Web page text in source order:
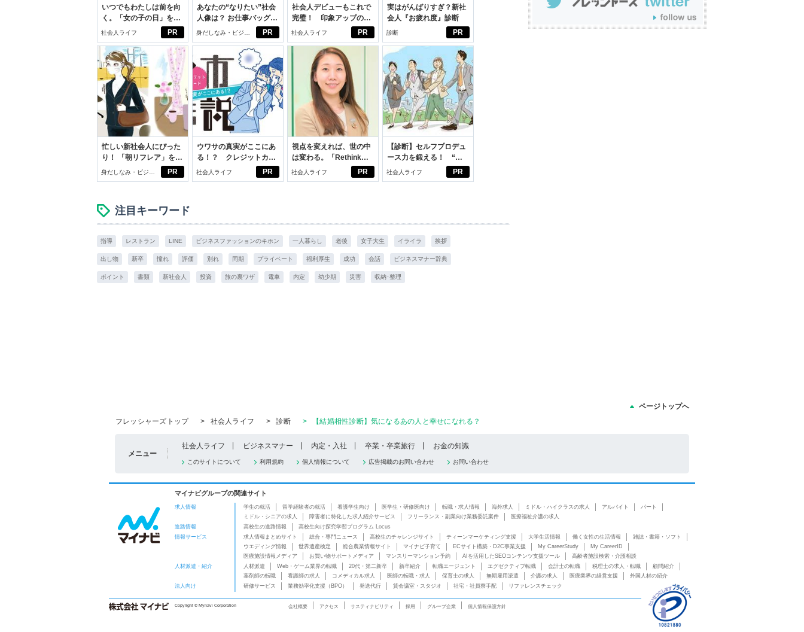
PR
いつでもわたしは前を向
く。「女の子の日」を前
向きに♪社会人エリ・大
社会人ライフ PR
あなたの“なりたい”社会
人像は？ お仕事バッグ選
びから始める新生活
身だしなみ・ビジネ
スアイテム
PR
社会人デビューもこれで
完璧！ 印象アップのセ
ルフプロデュース術
社会人ライフ PR
実はがんばりすぎ？新社
会人『お疲れ度』診断
診断
PR
忙しい新社会人にぴった
り！ 「朝リフレア」をは
じめよう。しっかりニオ
イケアして24時間快適。
身だしなみ・ビジネ
スアイテム
PR
ウワサの真実がここにあ
る！？ クレジットカー
ドの都市伝説
社会人ライフ PR
視点を変えれば、世の中
は変わる。「Rethink
PROJECT」がつたえた
社会人ライフ PR
【診断】セルフプロデュ
ース力を鍛える！ “ジ
ブン観”診断
社会人ライフ
注目キーワード
指導 レストラン LINE ビジネスファッションのキホン 一人暮らし 老後 女子大生 イライラ 挨拶
出し物 新卒 憧れ 評価 別れ 同期 プライベート 福利厚生 成功 会話 ビジネスマナー辞典
ポイント 書類 新社会人 投資 旅の裏ワザ 電車 内定 幼少期 災害 収納･整理
ページトップへ
フレッシャーズトップ
> 社会人ライフ > 診断 > 【結婚相性診断】気になるあの人と幸せになれる？
メニュー
社会人ライフ ビジネスマナー 内定・入社 卒業・卒業旅行 お金の知識
このサイトについて 利用規約 個人情報について 広告掲載のお問い合わせ お問い合わせ
マイナビグループの関連サイト
求人情報 学生の就活 留学経験者の就活 看護学生向け 医学生・研修医向け 転職・求人情報 海外求人 ミドル・ハイクラスの求人 アルバイト
パート
ミドル・シニアの求人
障害者に特化した求人紹介サービス フリーランス・副業向け業務委託案件
医療福祉介護の求人
進路情報
高校生の進路情報
高校生向け探究学習プログラム Locus
情報サービス
求人情報まとめサイト 総合・専門ニュース 高校生のチャレンジサイト ティーンマーケティング支援 大学生活情報 働く女性の生活情報
雑誌・書籍・ソフト
ウエディング情報
世界遺産検定 総合農業情報サイト マイナビ子育て ECサイト構築・D2C事業支援 My CareerStudy
My CareerID
医療施設情報メディア
お買い物サポートメディア マンスリーマンション予約 AIを活用したSEOコンテンツ支援ツール
高齢者施設検索・介護相談
人材派遣・紹介
人材派遣 Web・ゲーム業界の転職 20代・第二新卒 新卒紹介 転職エージェント エグゼクティブ転職 会計士の転職 税理士の求人・転職
顧問紹介
薬剤師の転職
看護師の求人 コメディカル求人 医師の転職・求人 保育士の求人 無期雇用派遣 介護の求人 医療業界の経営支援
外国人材の紹介
法人向け
研修サービス 業務効率化支援（BPO） 発送代行 貸会議室・スタジオ 社宅・社員寮手配 リファレンスチェック
Copyright © Mynavi Corporation 会社概要 アクセス サスティナビリティ 採用 グループ企業 個人情報保護方針